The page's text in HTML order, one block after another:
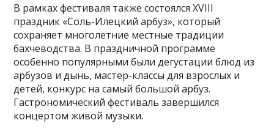
В рамках фестиваля также состоялся XVIII
праздник «Соль-Илецкий арбуз», который
сохраняет многолетние местные традиции
бахчеводства. В праздничной программе
особенно популярными были дегустации блюд из
арбузов и дынь, мастер-классы для взрослых и
детей, конкурс на самый большой арбуз.
Гастрономический фестиваль завершился
концертом живой музыки.